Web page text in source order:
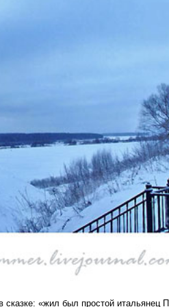
«жил был простой итальянец